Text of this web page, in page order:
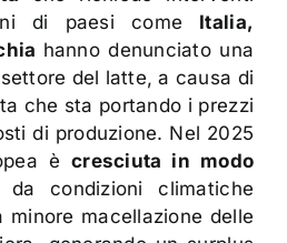
di paesi come Italia,
hanno denunciato una
del latte, a causa di
che sta portando i prezzi
di produzione. Nel 2025
ècresciuta in modo
condizioni climatiche
macellazione delle